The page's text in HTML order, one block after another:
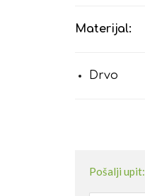
Materijal:
Drvo
Pošalji upit: